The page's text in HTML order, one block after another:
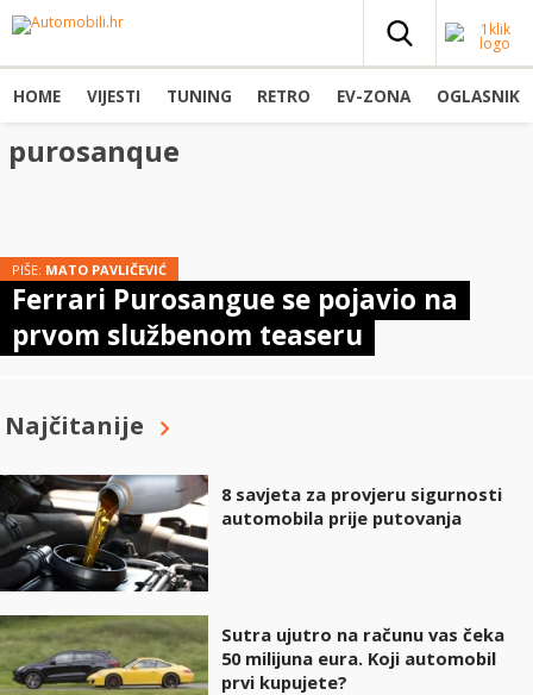
HOME VIJESTI TUNING RETRO EV-ZONA OGLASNIK
purosanque
PIŠE: MATO PAVLIČEVIĆ
Ferrari Purosangue se pojavio na
prvom službenom teaseru
Najčitanije
8 savjeta za provjeru sigurnosti
automobila prije putovanja
Sutra ujutro na računu vas čeka
50 milijuna eura. Koji automobil
prvi kupujete?